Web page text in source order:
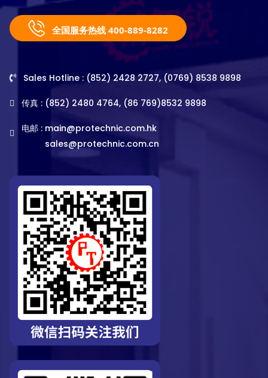
全国服务热线 400-889-8282
Sales Hotline : (852) 2428 2727, (0769) 8538 9898
传真 : (852) 2480 4764, (86 769)8532 9898
电邮 : main@protechnic.com.hk
sales@protechnic.com.cn